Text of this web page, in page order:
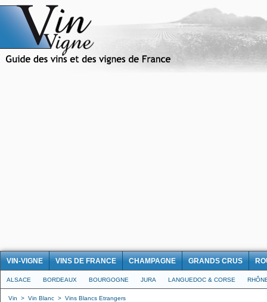
VIN-VIGNE VINS DE FRANCE CHAMPAGNE GRANDS CRUS
ALSACE BORDEAUX BOURGOGNE JURA LANGUEDOC & CORSE
Vin > Vin Blanc > Vins Blancs Etrangers